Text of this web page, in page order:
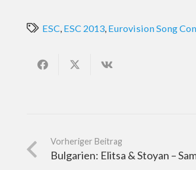
ESC, ESC 2013, Eurovision Song
Vorheriger Beitrag
Bulgarien: Elitsa & Stoyan –